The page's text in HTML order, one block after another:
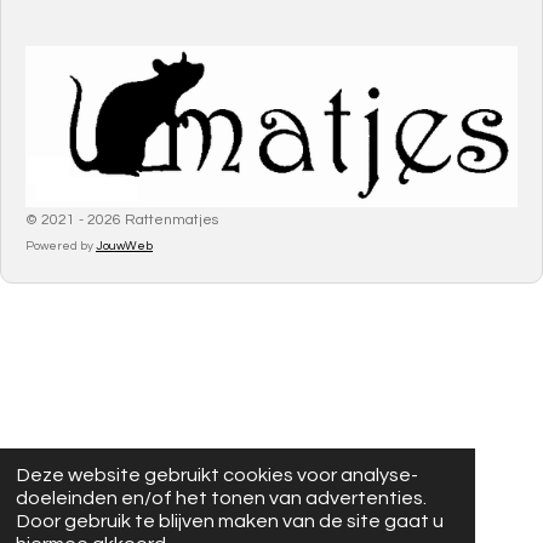
Deze website gebruikt cookies voor analyse-
doeleinden en/of het tonen van advertenties.
Door gebruik te blijven maken van de site gaat u
© 2021 - 2026 Rattenmatjes
Powered by JouwWeb